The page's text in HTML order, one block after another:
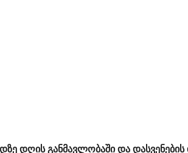
დღის განმავლობაში და დასვენების